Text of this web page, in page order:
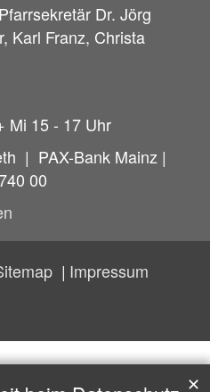
Dr. Jörg
Karl Franz, Christa
Mi 15 - 17 Uhr
| PAX-Bank Mainz |
00
Impressum
✕